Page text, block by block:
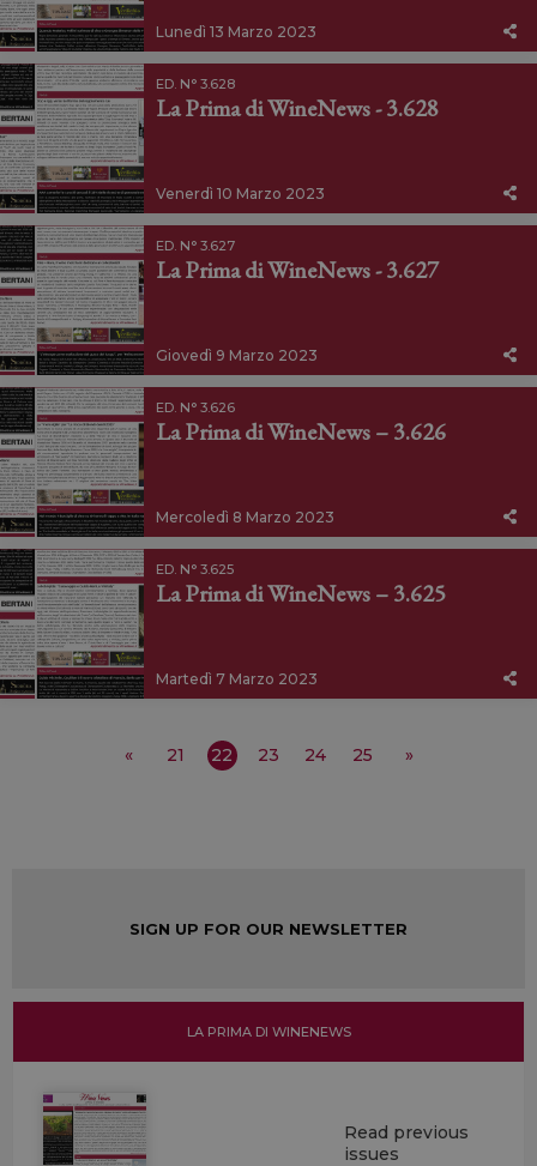
Lunedì 13 Marzo 2023
ED. N° 3.628
La Prima di WineNews - 3.628
Venerdì 10 Marzo 2023
ED. N° 3.627
La Prima di WineNews - 3.627
Giovedì 9 Marzo 2023
ED. N° 3.626
La Prima di WineNews – 3.626
Mercoledì 8 Marzo 2023
ED. N° 3.625
La Prima di WineNews – 3.625
Martedì 7 Marzo 2023
« 21 22 23 24 25 »
SIGN UP FOR OUR NEWSLETTER
LA PRIMA DI WINENEWS
Read previous
issues